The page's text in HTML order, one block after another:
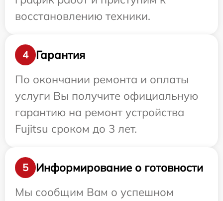
восстановлению техники.
4
Гарантия
По окончании ремонта и оплаты
услуги Вы получите официальную
гарантию на ремонт устройства
Fujitsu сроком до 3 лет.
5
Информирование о готовности
Мы сообщим Вам о успешном